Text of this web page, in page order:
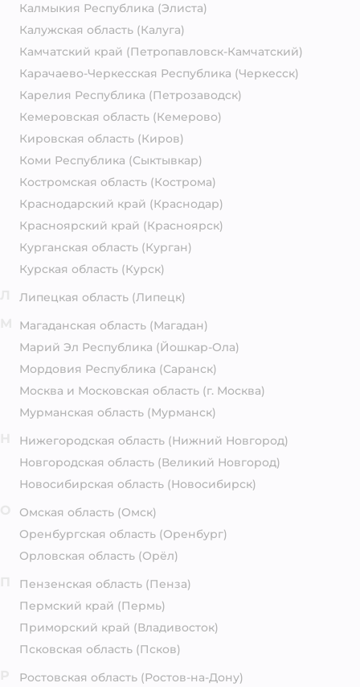
Калмыкия Республика (Элиста)
Калужская область (Калуга)
Камчатский край (Петропавловск-Камчатский)
Карачаево-Черкесская Республика (Черкесск)
Карелия Республика (Петрозаводск)
Кемеровская область (Кемерово)
Кировская область (Киров)
Коми Республика (Сыктывкар)
Костромская область (Кострома)
Краснодарский край (Краснодар)
Красноярский край (Красноярск)
Курганская область (Курган)
Курская область (Курск)
Липецкая область (Липецк)
Магаданская область (Магадан)
Марий Эл Республика (Йошкар-Ола)
Мордовия Республика (Саранск)
Москва и Московская область (г. Москва)
Мурманская область (Мурманск)
Нижегородская область (Нижний Новгород)
Новгородская область (Великий Новгород)
Новосибирская область (Новосибирск)
Омская область (Омск)
Оренбургская область (Оренбург)
Орловская область (Орёл)
Пензенская область (Пенза)
Пермский край (Пермь)
Приморский край (Владивосток)
Псковская область (Псков)
Ростовская область (Ростов-на-Дону)